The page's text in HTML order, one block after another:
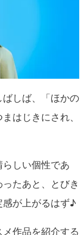
しば、「ほかの
はじきにされ、
しい個性であ
たあと、とびき
感が上がるはず♪
作品を紹介する